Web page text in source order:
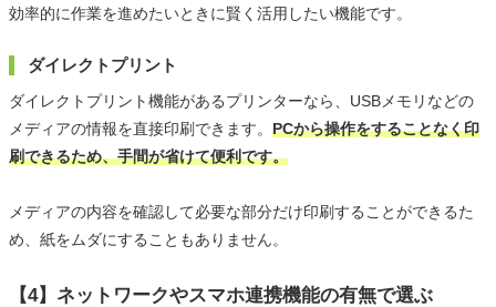
効率的に作業を進めたいときに賢く活用したい機能です。
ダイレクトプリント
ダイレクトプリント機能があるプリンターなら、USBメモリなどの
メディアの情報を直接印刷できます。 PCから操作をすることなく印
刷できるため、手間が省けて便利です。
メディアの内容を確認して必要な部分だけ印刷することができるた
め、紙をムダにすることもありません。
【4】ネットワークやスマホ連携機能の有無で選ぶ